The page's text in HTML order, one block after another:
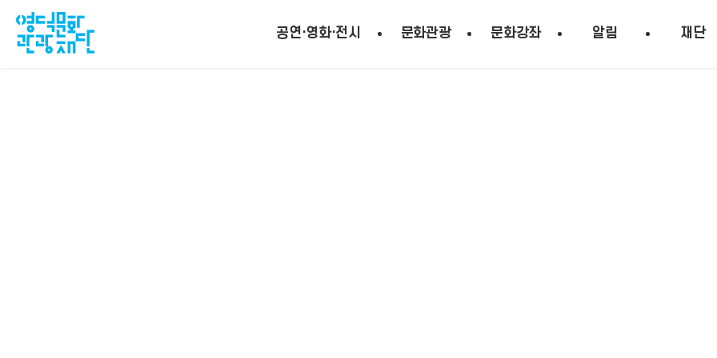
공연·영화·전시 문화관광 문화강좌 알림 재단